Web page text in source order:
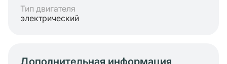
Тип двигателя
электрический
Дополнительная информация